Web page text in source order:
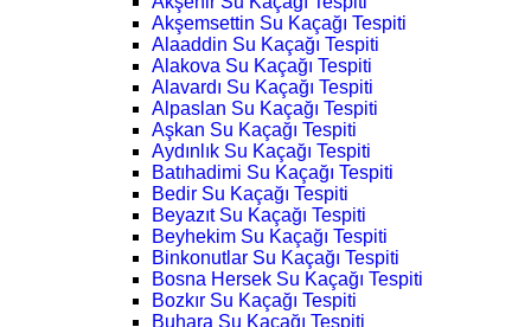
Akşemsettin Su Kaçağı Tespiti
Alaaddin Su Kaçağı Tespiti
Alakova Su Kaçağı Tespiti
Alavardı Su Kaçağı Tespiti
Alpaslan Su Kaçağı Tespiti
Aşkan Su Kaçağı Tespiti
Aydınlık Su Kaçağı Tespiti
Batıhadimi Su Kaçağı Tespiti
Bedir Su Kaçağı Tespiti
Beyazıt Su Kaçağı Tespiti
Beyhekim Su Kaçağı Tespiti
Binkonutlar Su Kaçağı Tespiti
Bosna Hersek Su Kaçağı Tespiti
Bozkır Su Kaçağı Tespiti
Buhara Su Kaçağı Tespiti